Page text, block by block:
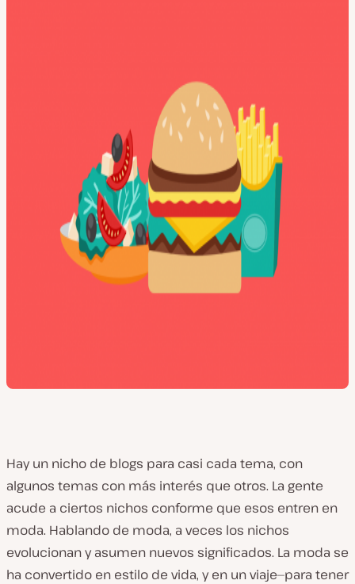
Hay un nicho de blogs para casi cada tema, con
algunos temas con más interés que otros. La gente
acude a ciertos nichos conforme que esos entren en
moda. Hablando de moda, a veces los nichos
evolucionan y asumen nuevos significados. La moda se
ha convertido en estilo de vida, y en un viaje—para tener